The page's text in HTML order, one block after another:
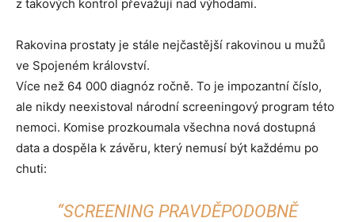
z takových kontrol převažují nad výhodami.
Rakovina prostaty je stále nejčastější rakovinou u mužů
ve Spojeném království.
Více než 64 000 diagnóz ročně. To je impozantní číslo,
ale nikdy neexistoval národní screeningový program této
nemoci. Komise prozkoumala všechna nová dostupná
data a dospěla k závěru, který nemusí být každému po
chuti:
“SCREENING PRAVDĚPODOBNĚ